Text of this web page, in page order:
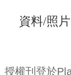
料/照片 :
授權刊登於